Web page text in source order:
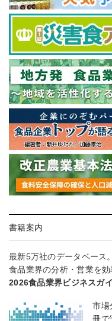
書籍案内
最新5万社のデータベース。
食品業界の分析・営業を
2026食品業界ビジネスガ
市場
冊で